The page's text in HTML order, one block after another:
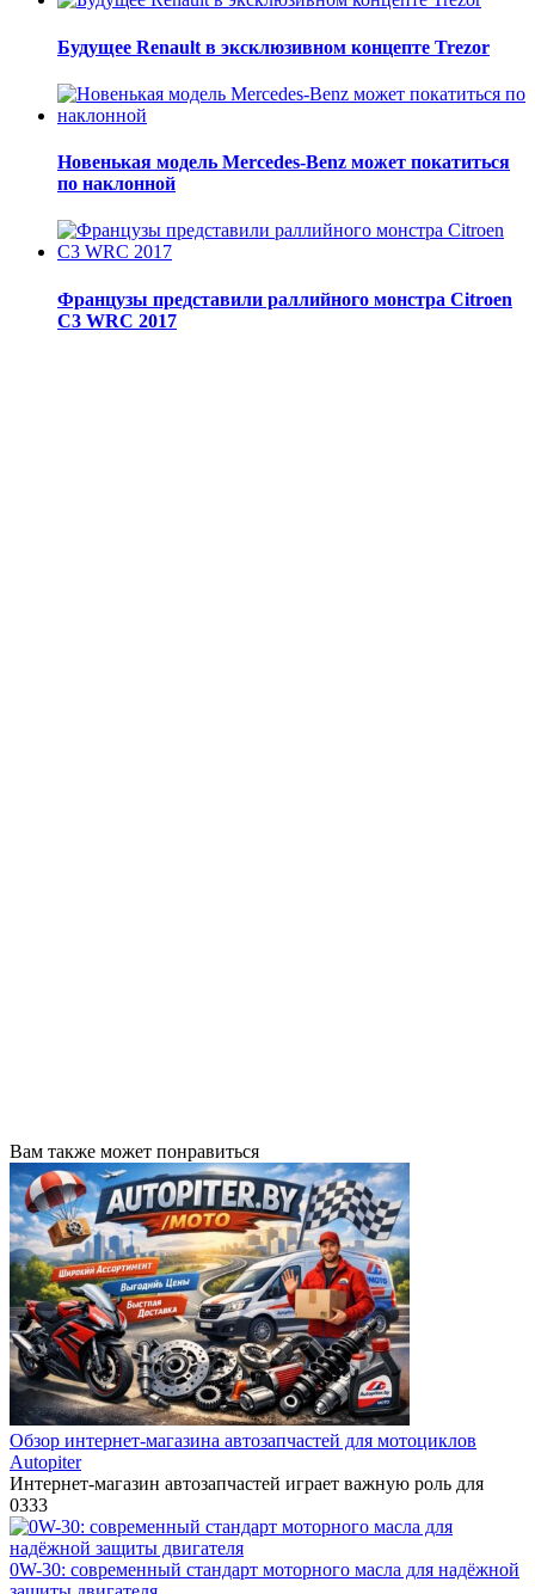
Будущее Renault в эксклюзивном концепте Trezor
Новенькая модель Mercedes-Benz может покатиться
по наклонной
Французы представили раллийного монстра Citroen
C3 WRC 2017
Вам также может понравиться
Обзор интернет-магазина автозапчастей для мотоциклов
Autopiter
Интернет-магазин автозапчастей играет важную роль для
0333
0W-30: современный стандарт моторного масла для надёжной